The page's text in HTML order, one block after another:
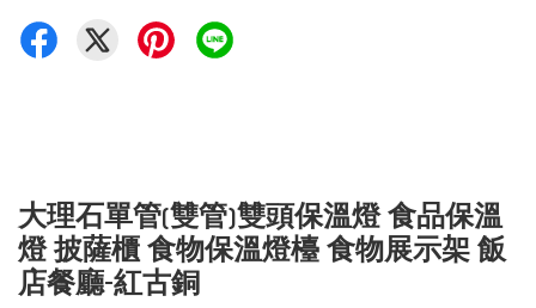
大理石單管(雙管)雙頭保溫燈 食品保溫
燈 披薩櫃 食物保溫燈檯 食物展示架 飯
店餐廳-紅古銅